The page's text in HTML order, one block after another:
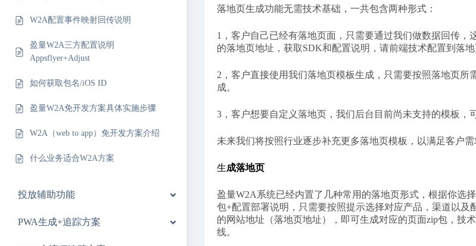
W2A配置事件映射回传说明
盈量W2A三方配置说明
Appsflyer+Adjust
如何获取包名/iOS ID
盈量W2A免开发方案具体实施步骤
W2A（web to app）免开发方案介绍
什么业务适合W2A方案
投放辅助功能
PWA生成+追踪方案
落地页生成功能无需技术基础，一共包含两种形式：
1，客户自己已经有落地页面，只需要通过我们做数据回传，
的落地页地址，获取SDK和配置说明，请前端技术配置到落地
2，客户直接使用我们落地页模板生成，只需要按照落地页所
成。
3，客户想要自定义落地页，我们后台目前尚未支持的模板，
未来我们将按照行业逐步补充更多落地页模板，以满足客户
生成落地页
盈量W2A系统已经内置了几种常用的落地页形式，根据你选
包+配置部署说明，只需要按照提示选择对应产品，渠道以及
的网站地址（落地页地址），即可生成对应的页面zip包，技
线。